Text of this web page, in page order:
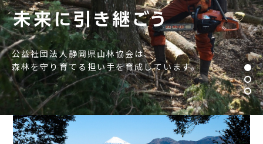
公益社団法人静岡県山林協会は、
森林を守り育てる担い手を育成しています。